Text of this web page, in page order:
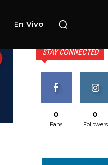
En Vivo
STAY CONNECTED
0
Fans
0
Followers